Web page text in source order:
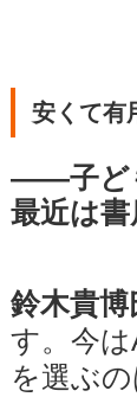
安くて有
――子ど
最近は
鈴木貴博
す。今
を選ぶ